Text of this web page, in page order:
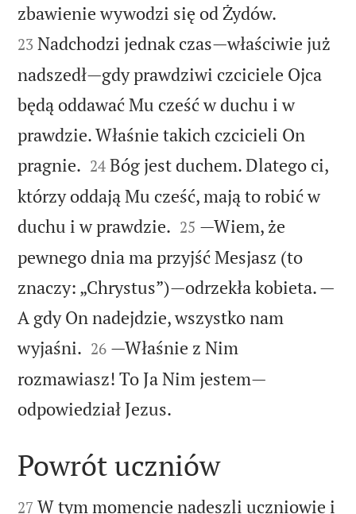
zbawienie wywodzi się od Żydów.
23 Nadchodzi jednak czas—właściwie już
nadszedł—gdy prawdziwi czciciele Ojca
będą oddawać Mu cześć w duchu i w
prawdzie. Właśnie takich czcicieli On
pragnie. 

24 Bóg jest duchem. Dlatego ci,
którzy oddają Mu cześć, mają to robić w
duchu i w prawdzie. 

25 —Wiem, że
pewnego dnia ma przyjść Mesjasz (to
znaczy: „Chrystus”)—odrzekła kobieta. —
A gdy On nadejdzie, wszystko nam
wyjaśni. 

26 —Właśnie z Nim
rozmawiasz! To Ja Nim jestem—
odpowiedział Jezus.

Powrót uczniów

27 W tym momencie nadeszli uczniowie i